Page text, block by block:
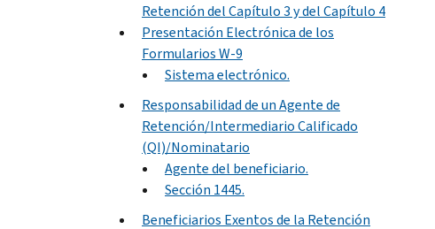
Retención del Capítulo 3 y del Capítulo 4
Presentación Electrónica de los
Formularios W-9
Sistema electrónico.
Responsabilidad de un Agente de
Retención/Intermediario Calificado
(QI)/Nominatario
Agente del beneficiario.
Sección 1445.
Beneficiarios Exentos de la Retención